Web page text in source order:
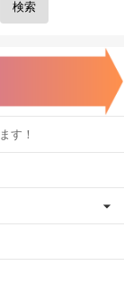
検索
す！